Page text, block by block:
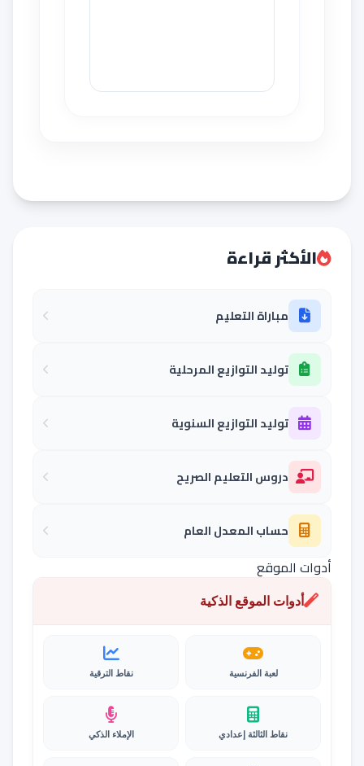
الأكثر قراءة
مباراة التعليم
توليد التوازيع المرحلية
توليد التوازيع السنوية
دروس التعليم الصريح
حساب المعدل العام
أدوات الموقع
أدوات الموقع الذكية
لعبة الفرنسية نقاط الترقية
نقاط الثالثة إعدادي الإملاء الذكي